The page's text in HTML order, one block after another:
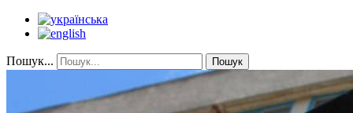
Пошук... Пошук